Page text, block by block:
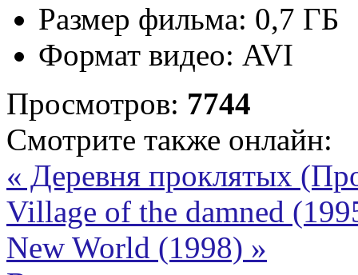
Размер фильма: 0,7 ГБ
Формат видео: AVI
Просмотров: 7744
Смотрите также онлайн:
« Деревня проклятых
Village of the damned
New World (1998) »